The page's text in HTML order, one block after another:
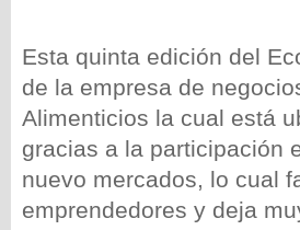
Esta quinta edición del
de la empresa de
Alimenticios la cual está
gracias a la participación
nuevo mercados, lo cual
emprendedores y deja